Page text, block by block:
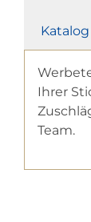
Ihrer
Team.